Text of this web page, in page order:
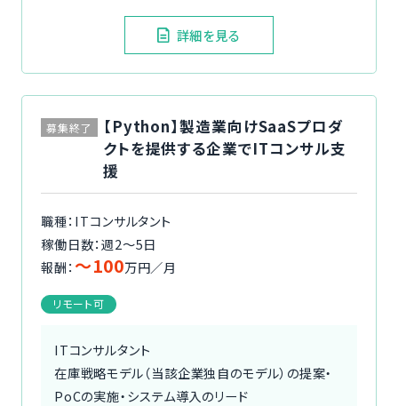
詳細を見る
募集終了
【Python】製造業向けSaaSプロダ
クトを提供する企業でITコンサル支
援
職種：ITコンサルタント
稼働日数：週2〜5日
報酬： 〜100万円／月
リモート可
ITコンサルタント
在庫戦略モデル（当該企業独自のモデル）の提案・
PoCの実施・システム導入のリード